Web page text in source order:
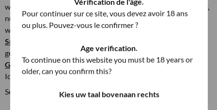
Pour continuer sur ce site, vous devez avoir 18 ans
ou plus. Pouvez-vous le confirmer ?
Age verification.
To continue on this website you must be 18 years or
older, can you confirm this?
Kies uw taal bovenaan rechts
wijnstok goed gemengd met die van de rijping op de wijnmoer,
nuances van roos, salie, groene appel en brioche zijn
waarneembaar.
Smaak:
geïntegreerde bruis.
Gastronomische combinaties
Ideaal tijdens de maaltijd, uitstekend als aperitief
Serveren bij 6 à 8 graden celsius.